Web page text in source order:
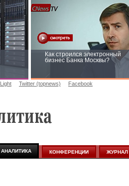
Как строился электронный
бизнес Банка Москвы?
Light Twitter (topnews) Facebook
АНАЛИТИКА КОНФЕРЕНЦИИ ЖУРНАЛ